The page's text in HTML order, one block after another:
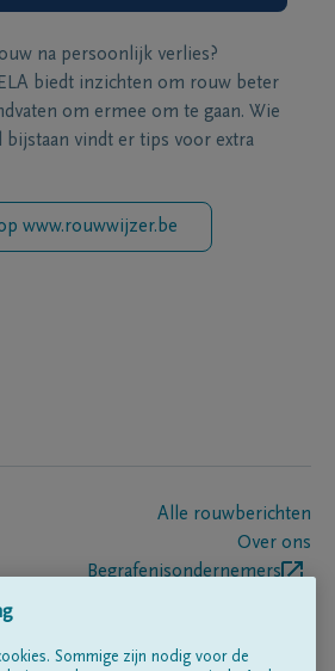
na persoonlijk verlies?
biedt inzichten om rouw beter
om ermee om te gaan. Wie
vindt er tips voor extra
www.rouwwijzer.be
Alle rouwberichten
Over ons
Begrafenisondernemers
Sommige zijn nodig voor de